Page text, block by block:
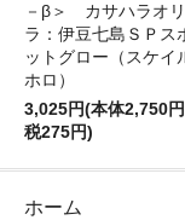
－β＞ カサハラオ
ラ：伊豆七島ＳＰス
ットグロー（スケイ
ホロ）
3,025円(本体2,750円
税275円)
ホーム